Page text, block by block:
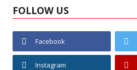
FOLLOW US
Facebook
Instagram